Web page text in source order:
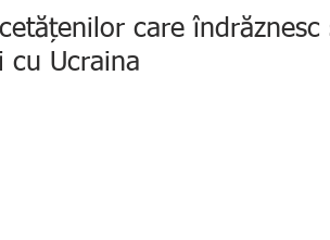
care îndrăznesc
cu Ucraina